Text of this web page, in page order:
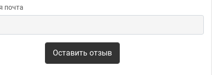
почта
Оставить отзыв